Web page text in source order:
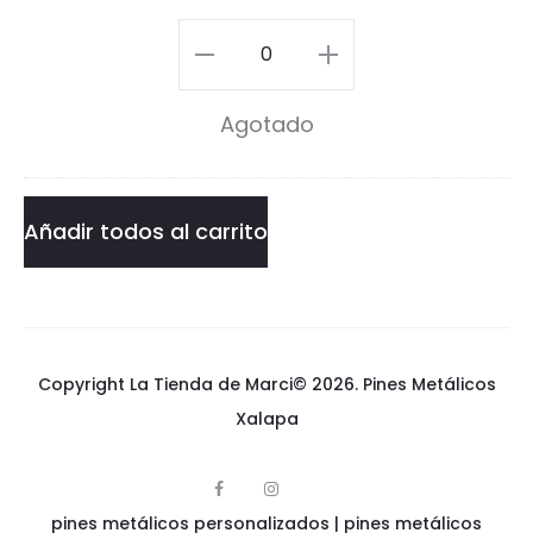
e
r
o
i
Gato
Vaquero
cantidad
Agotado
Añadir todos al carrito
Copyright La Tienda de Marci© 2026.Pines Metálicos
Xalapa
c
s
i
pines metálicos personalizados | pines metálicos